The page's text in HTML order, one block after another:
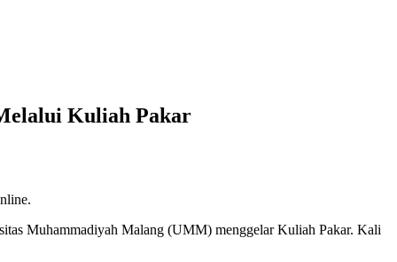
Kuliah Pakar
Muhammadiyah Malang (UMM) menggelar Kuliah Pakar. Kali